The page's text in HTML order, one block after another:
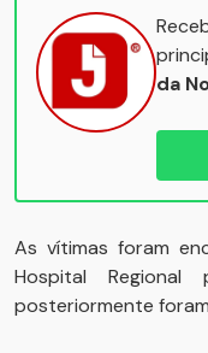
da
As vítimas foram
Hospital
posteriormente